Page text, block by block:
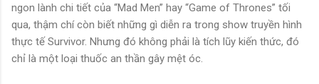
ngon lành chi tiết của “Mad Men” hay “Game of Thrones” tối
qua, thậm chí còn biết những gì diễn ra trong show truyền hình
thực tế Survivor. Nhưng đó không phải là tích lũy kiến thức, đó
chỉ là một loại thuốc an thần gây mệt óc.